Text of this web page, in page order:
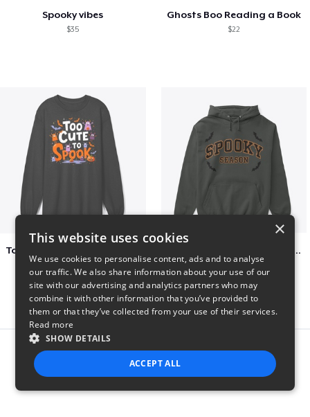
Spooky vibes
$35
Ghosts Boo Reading a Book
$22
$37
Varsity Halloween Spooky Season Letter
$29
Report this product
×
This website uses cookies
We use cookies to personalise content, ads and to analyse
our traffic. We also share information about your use of our
site with our advertising and analytics partners who may
combine it with other information that you’ve provided to
them or that they’ve collected from your use of their services.
Read more
SHOW DETAILS
ACCEPT ALL
STRICTLY NECESSARY PERFORMANCE